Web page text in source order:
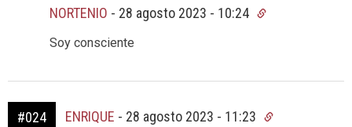
NORTENIO - 28 agosto 2023 - 10:24
Soy consciente
#024 ENRIQUE - 28 agosto 2023 - 11:23